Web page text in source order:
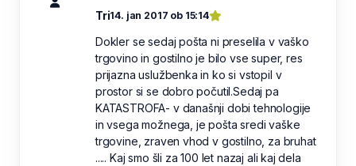
Tri14. jan 2017 ob 15:14
Dokler se sedaj pošta ni preselila v vaško
trgovino in gostilno je bilo vse super, res
prijazna uslužbenka in ko si vstopil v
prostor si se dobro počutil.Sedaj pa
KATASTROFA- v današnji dobi tehnologije
in vsega možnega, je pošta sredi vaške
trgovine, zraven vhod v gostilno, za bruhat
..... Kaj smo šli za 100 let nazaj ali kaj dela